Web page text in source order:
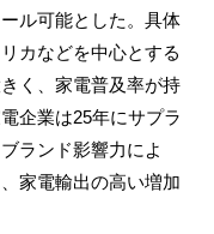
ル可能とした。具体
カなどを中心とする
く、家電普及率が持
企業は25年にサプラ
ランド影響力によ
家電輸出の高い増加